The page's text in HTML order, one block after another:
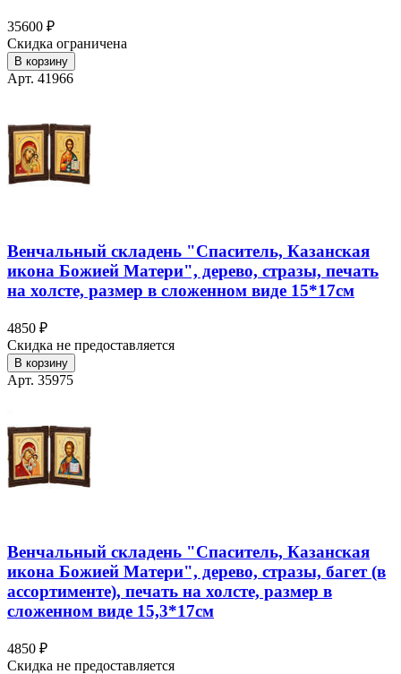
35600 ₽
Скидка ограничена
В корзину
Арт. 41966
Венчальный складень "Спаситель, Казанская
икона Божией Матери", дерево, стразы, печать
на холсте, размер в сложенном виде 15*17см
4850 ₽
Скидка не предоставляется
В корзину
Арт. 35975
Венчальный складень "Спаситель, Казанская
икона Божией Матери", дерево, стразы, багет (в
ассортименте), печать на холсте, размер в
сложенном виде 15,3*17см
4850 ₽
Скидка не предоставляется